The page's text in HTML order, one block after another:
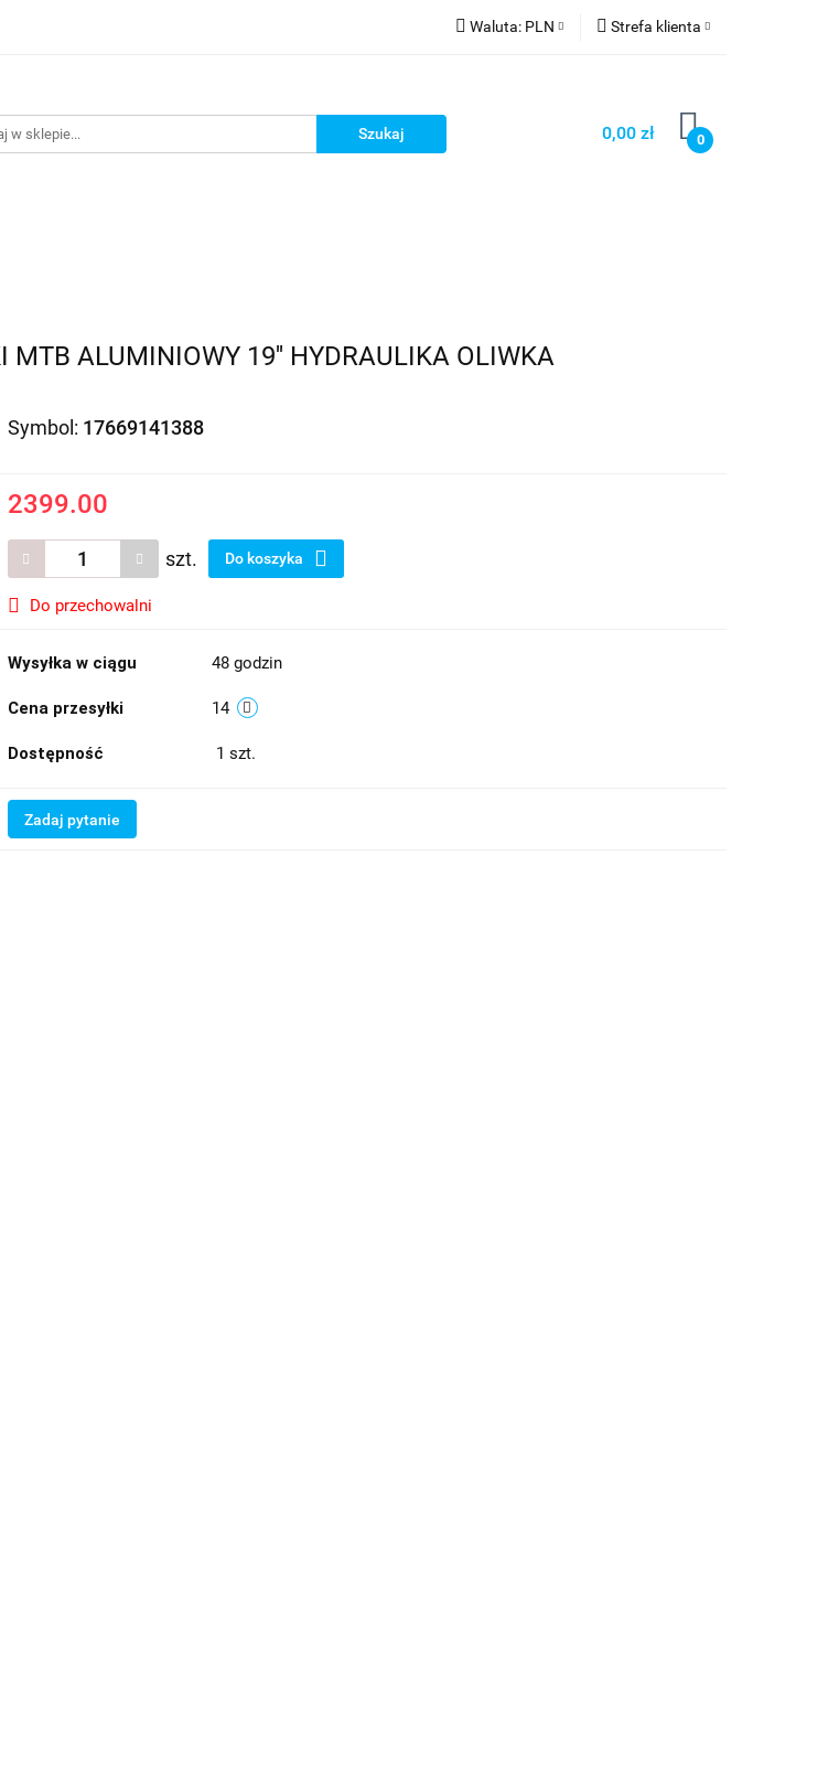
Waluta: PLN Strefa klienta
Zarejestruj się
Dodaj zgłoszenie
0,00 zł 0
MTB ALUMINIOWY 19'' HYDRAULIKA OLIWKA
Symbol: 17669141388
2399.00
szt. Do koszyka
Do przechowalni
Wysyłka w ciągu 48 godzin
Cena przesyłki 14
Dostępność 1 szt.
Zadaj pytanie